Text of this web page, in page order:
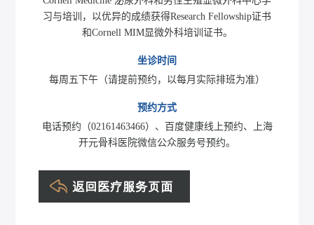
习与培训，以优异的成绩获得Research Fellowship证书
和Cornell MIM显微外科培训证书。
坐诊时间
每周五下午（请提前预约，以每月实际排班为准）
预约方式
电话预约（02161463466）、百度健康线上预约、上海
开元骨科医院微信公众服务号预约。